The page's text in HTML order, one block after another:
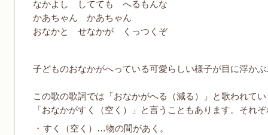
なかよし してても へるもんな
かあちゃん かあちゃん
おなかと せなかが くっつくぞ
子どものおなかがへっている可愛らしい様子が目に浮か
この歌の歌詞では「おなかがへる（減る）」と歌われて
「おなかがすく（空く）」と言うこともあります。それ
すく（空く）…物の間があく。